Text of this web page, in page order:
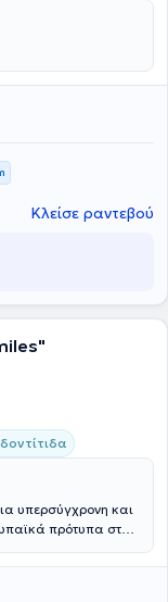
Σχολής του
διατριβή
Στα ιατρεία του
του
που αφορούν
Κλείσε ραντεβού
υπερσύγχρονη και
πρότυπα στην
από